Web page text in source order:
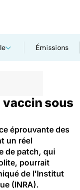
Émissions
sous
éprouvante des
un réel
de patch, qui
pourrait
de l'Institut
(INRA).